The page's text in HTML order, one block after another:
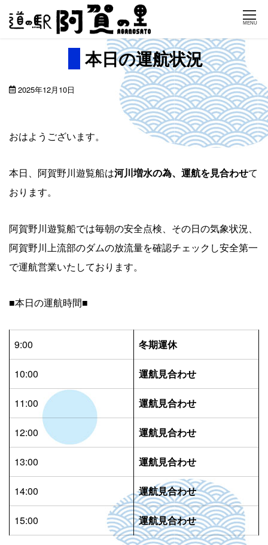
Skip
MENU
本日の運航状況
2025年12月10日
おはようございます。
本日、阿賀野川遊覧船は河川増水の為、運航を見合わせて
おります。
阿賀野川遊覧船では毎朝の安全点検、その日の気象状況、
阿賀野川上流部のダムの放流量を確認チェックし安全第一
で運航営業いたしております。
■本日の運航時間■
9:00 冬期運休
10:00 運航見合わせ
11:00 運航見合わせ
12:00 運航見合わせ
13:00 運航見合わせ
14:00 運航見合わせ
15:00 運航見合わせ